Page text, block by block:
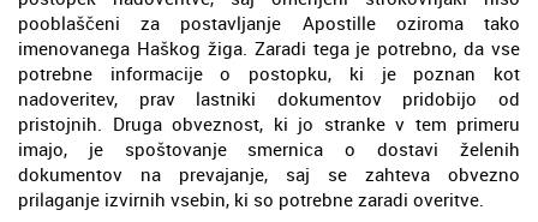
pooblaščeni za postavljanje Apostille oziroma tako
imenovanega Haškog žiga. Zaradi tega je potrebno, da vse
potrebne informacije o postopku, ki je poznan kot
nadoveritev, prav lastniki dokumentov pridobijo od
pristojnih. Druga obveznost, ki jo stranke v tem primeru
imajo, je spoštovanje smernica o dostavi želenih
dokumentov na prevajanje, saj se zahteva obvezno
prilaganje izvirnih vsebin, ki so potrebne zaradi overitve.